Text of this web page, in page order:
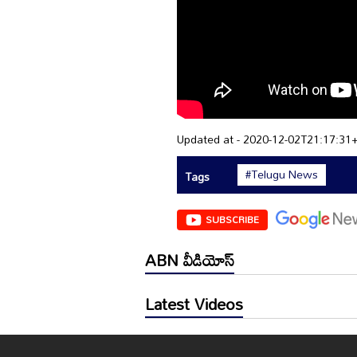
Updated at - 2020-12-
Tags
#Telugu News
SUBSCRIBE
ABN వీడియోస్
Latest Videos